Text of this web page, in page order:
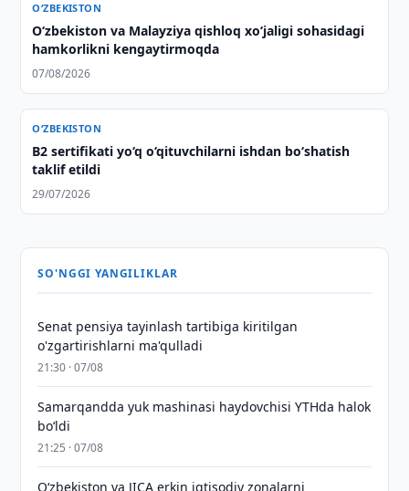
O‘ZBEKISTON
Oʻzbekiston va Malayziya qishloq xoʻjaligi sohasidagi
hamkorlikni kengaytirmoqda
07/08/2026
O‘ZBEKISTON
B2 sertifikati yo‘q o‘qituvchilarni ishdan bo‘shatish
taklif etildi
29/07/2026
SO'NGGI YANGILIKLAR
Senat pensiya tayinlash tartibiga kiritilgan
o'zgartirishlarni ma'qulladi
21:30 · 07/08
Samarqandda yuk mashinasi haydovchisi YTHda halok
bo‘ldi
21:25 · 07/08
Oʻzbekiston va JICA erkin iqtisodiy zonalarni